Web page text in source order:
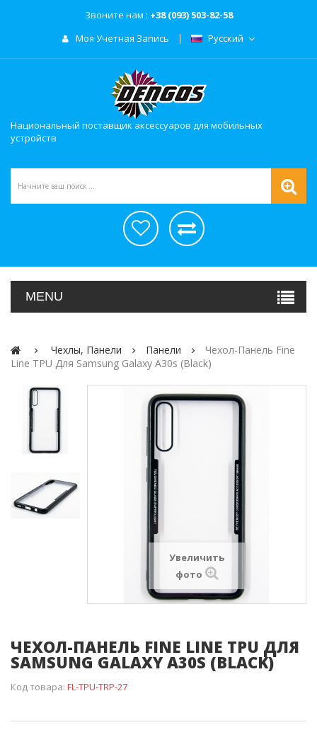
Звоните нам : +38 (093) 503-82-58
Моя Учетная Запись
Русский
Национальный поставщик аксессуаров для мобильных
устройств
MENU
Чехлы, Панели Панели
Чехол-Панель Fine
Line TPU Для Samsung Galaxy A30s (black)
Увеличить
фото
ЧЕХОЛ-ПАНЕЛЬ FINE LINE TPU ДЛЯ
SAMSUNG GALAXY A30S (BLACK)
Код товара: FL-TPU-TRP-27